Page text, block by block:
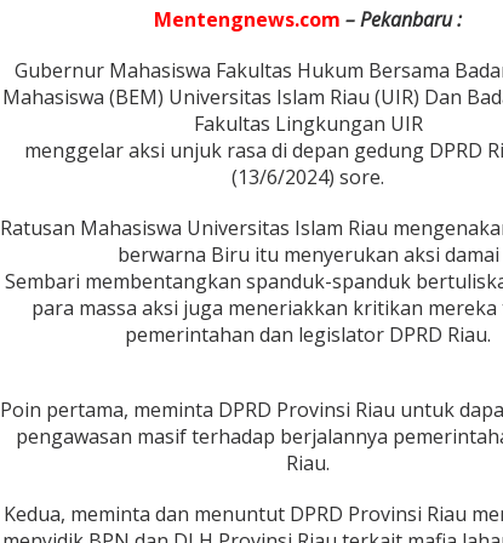
6
T
n
t
a
a
n
m
A
n
T
Mentengnews.com – Pekanbaru :
Gubernur Mahasiswa Fakultas Hukum Bersama
Mahasiswa (BEM) Universitas Islam Riau (UIR) Dan
Fakultas Lingkungan UIR
menggelar aksi unjuk rasa di depan gedung DPRD
(13/6/2024) sore.
Ratusan Mahasiswa Universitas Islam Riau
berwarna Biru itu menyerukan aksi damai
Sembari membentangkan spanduk-spanduk
para massa aksi juga meneriakkan kritikan
pemerintahan dan legislator DPRD Riau.
Poin pertama, meminta DPRD Provinsi Riau untuk
pengawasan masif terhadap berjalannya
Riau.
Kedua, meminta dan menuntut DPRD Provinsi Riau